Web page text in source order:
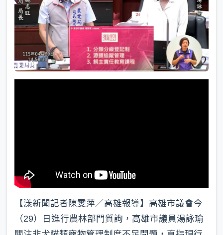
【漾新聞記者陳雯萍／高雄報導】高雄市議會今
（29）日進行農林部門質詢，高雄市議員湯詠瑜